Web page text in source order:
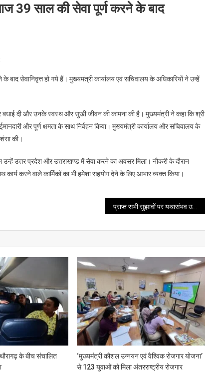
39 साल की सेवा पूर्ण करने के बाद
On
सचिव
मुकेश
थपलियाल
आज
साल
की
बाद
गये
हैं
सेवानिवृत्त हो गये हैं। मुख्यमंत्री कार्यालय एवं सचिवालय के अधिकारियों ने उन्हें
बधाई दी और उनके स्वस्थ और सुखी जीवन की कामना की है। मुख्यमंत्री ने कहा कि श्री
और पूर्ण क्षमता के साथ निर्वहन किया। मुख्यमंत्री कार्यालय और सचिवालय के
की।
उत्तर प्रदेश और उत्तराखण्ड में सेवा करने का अवसर मिला। नौकरी के दौरान
कार्य करने वाले कार्मिकों का भी हमेशा सहयोग देने के लिए आभार व्यक्त किया।
प्राप्त सभी सुझावों पर यथासंभव उचित कार्यवाही की जाएगी, ताकि पूर्व सैनिकों की समस्याओं का समाधान हो सके: राज्यपाल
के बीच संचालित
‘मुख्यमंत्री कौशल उन्नयन एवं वैश्विक रोजगार योजना’
से 123 युवाओं को मिला अंतरराष्ट्रीय रोजगार